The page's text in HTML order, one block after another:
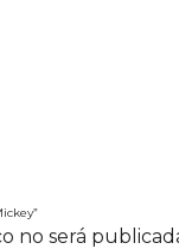
no será